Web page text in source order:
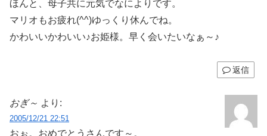
ほんと、母子共に元気でなによりです。
マリオもお疲れ(^^)ゆっくり休んでね。
かわいいかわいい♪お姫様。早く会いたいなぁ～♪
返信
おぎ～ より:
2005/12/21 22:51
おぉ。おめでとうさんです～。